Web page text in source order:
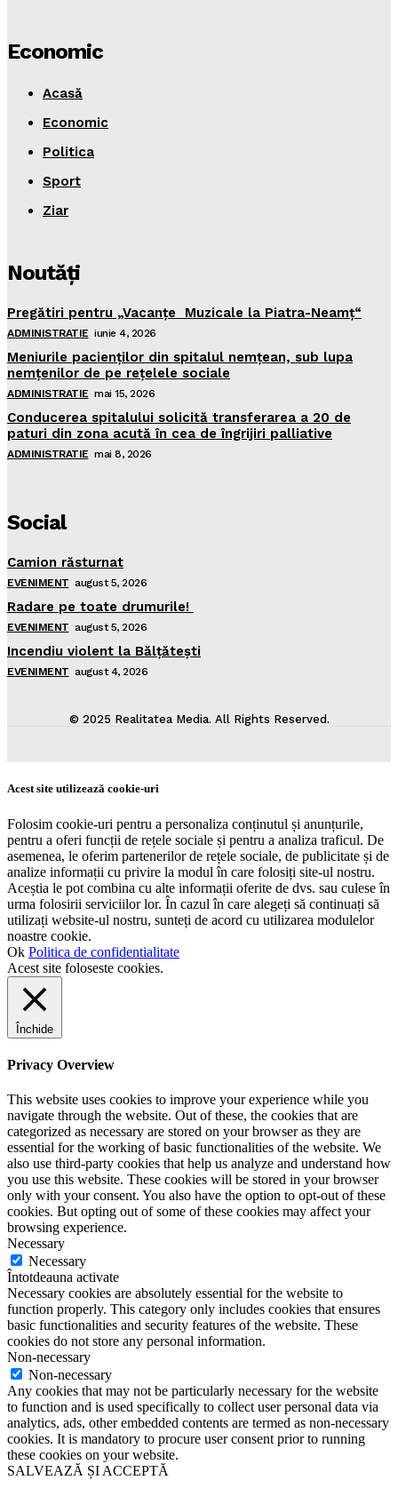
Economic
Acasă
Economic
Politica
Sport
Ziar
Noutăţi
Pregătiri pentru „Vacanţe Muzicale la Piatra-Neamţ“
ADMINISTRATIE iunie 4, 2026
Meniurile pacienţilor din spitalul nemţean, sub lupa
nemţenilor de pe reţelele sociale
ADMINISTRATIE mai 15, 2026
Conducerea spitalului solicită transferarea a 20 de
paturi din zona acută în cea de îngrijiri palliative
ADMINISTRATIE mai 8, 2026
Social
Camion răsturnat
EVENIMENT august 5, 2026
Radare pe toate drumurile!
EVENIMENT august 5, 2026
Incendiu violent la Bălţăteşti
EVENIMENT august 4, 2026
© 2025 Realitatea Media. All Rights Reserved.
Acest site utilizează cookie-uri
Folosim cookie-uri pentru a personaliza conținutul și anunțurile,
pentru a oferi funcții de rețele sociale și pentru a analiza traficul. De
asemenea, le oferim partenerilor de rețele sociale, de publicitate și de
analize informații cu privire la modul în care folosiți site-ul nostru.
Aceștia le pot combina cu alte informații oferite de dvs. sau culese în
urma folosirii serviciilor lor. În cazul în care alegeți să continuați să
utilizați website-ul nostru, sunteți de acord cu utilizarea modulelor
noastre cookie.
Ok Politica de confidentialitate
Acest site foloseste cookies.
Închide
Privacy Overview
This website uses cookies to improve your experience while you
navigate through the website. Out of these, the cookies that are
categorized as necessary are stored on your browser as they are
essential for the working of basic functionalities of the website. We
also use third-party cookies that help us analyze and understand how
you use this website. These cookies will be stored in your browser
only with your consent. You also have the option to opt-out of these
cookies. But opting out of some of these cookies may affect your
browsing experience.
Necessary
Necessary
Întotdeauna activate
Necessary cookies are absolutely essential for the website to
function properly. This category only includes cookies that ensures
basic functionalities and security features of the website. These
cookies do not store any personal information.
Non-necessary
Non-necessary
Any cookies that may not be particularly necessary for the website
to function and is used specifically to collect user personal data via
analytics, ads, other embedded contents are termed as non-necessary
cookies. It is mandatory to procure user consent prior to running
these cookies on your website.
SALVEAZĂ ȘI ACCEPTĂ